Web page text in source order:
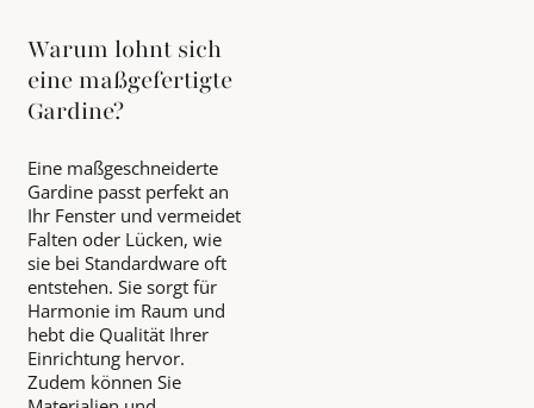
Warum lohnt sich
eine maßgefertigte
Gardine?
Eine maßgeschneiderte
Gardine passt perfekt an
Ihr Fenster und vermeidet
Falten oder Lücken, wie
sie bei Standardware oft
entstehen. Sie sorgt für
Harmonie im Raum und
hebt die Qualität Ihrer
Einrichtung hervor.
Zudem können Sie